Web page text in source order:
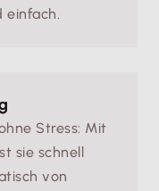
einfach.
Stress: Mit
sie schnell
von